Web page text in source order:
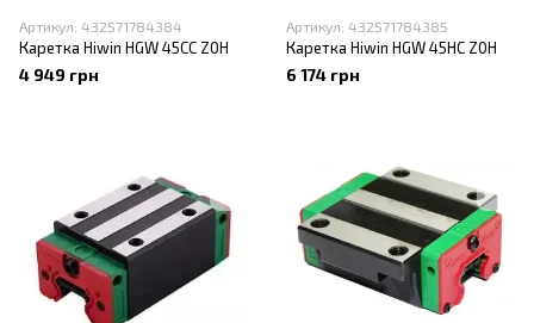
Артикул: 432571784384
Каретка Hiwin HGW 45CC Z0H
4 949 грн
Артикул: 432571784385
Каретка Hiwin HGW 45HC Z0H
6 174 грн